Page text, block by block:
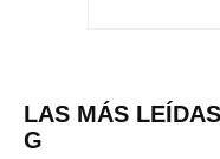
LAS MÁS
G